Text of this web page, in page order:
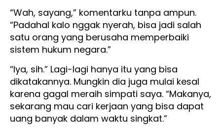
“Wah, sayang,” komentarku tanpa ampun.
“Padahal kalo nggak nyerah, bisa jadi salah
satu orang yang berusaha memperbaiki
sistem hukum negara.”
“Iya, sih.” Lagi-lagi hanya itu yang bisa
dikatakannya. Mungkin dia juga mulai kesal
karena gagal meraih simpati saya. “Makanya,
sekarang mau cari kerjaan yang bisa dapat
uang banyak dalam waktu singkat.”